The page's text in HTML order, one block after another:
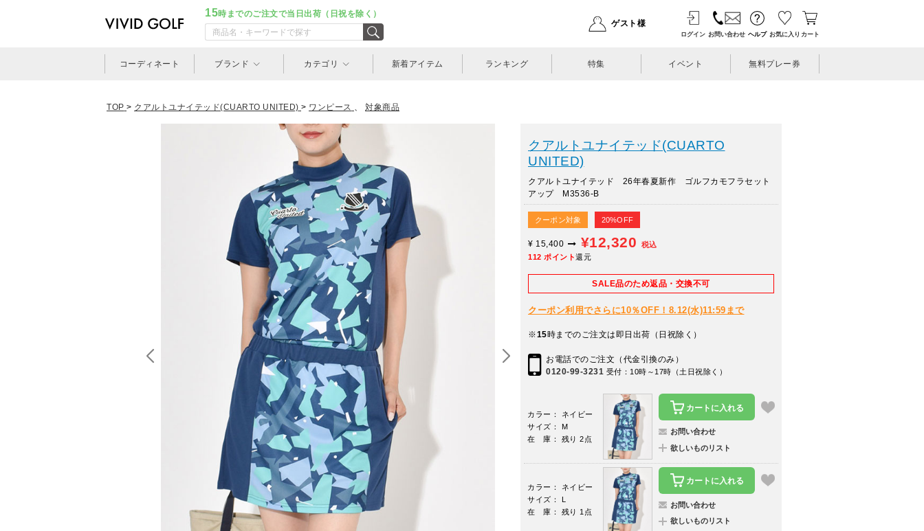
15時までのご注文で当日出荷（日祝を除く）
ゲスト様
ログイン お問い合わせ ヘルプ お気に入り カート
コーディネート ブランド カテゴリ 新着アイテム ランキング 特集 イベント 無料プレー券
TOP > クアルトユナイテッド(CUARTO UNITED) > ワンピース 、 対象商品
クアルトユナイテッド(CUARTO
UNITED)
クアルトユナイテッド 26年春夏新作 ゴルフカモフラセット
アップ M3536-B
クーポン対象 20%OFF
¥ 15,400 ¥12,320
税込
112 ポイント還元
SALE品のため返品・交換不可
クーポン利用でさらに10％OFF！8.12(水)11:59まで
※15時までのご注文は即日出荷（日祝除く）
お電話でのご注文（代金引換のみ）
0120-99-3231 受付：10時～17時（土日祝除く）
カラー： ネイビー
サイズ： M
在 庫： 残り 2点
カートに入れる
お問い合わせ
欲しいものリスト
カラー： ネイビー
サイズ： L
在 庫： 残り 1点
カートに入れる
お問い合わせ
欲しいものリスト